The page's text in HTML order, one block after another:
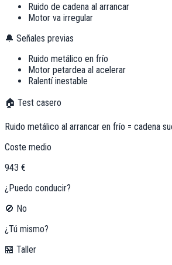
Ruido de cadena al arrancar
Motor va irregular
🔔 Señales previas
Ruido metálico en frío
Motor petardea al acelerar
Ralentí inestable
🏠 Test casero
Ruido metálico al arrancar en frío = cadena
Coste medio
943 €
¿Puedo conducir?
🚫 No
¿Tú mismo?
🏪 Taller